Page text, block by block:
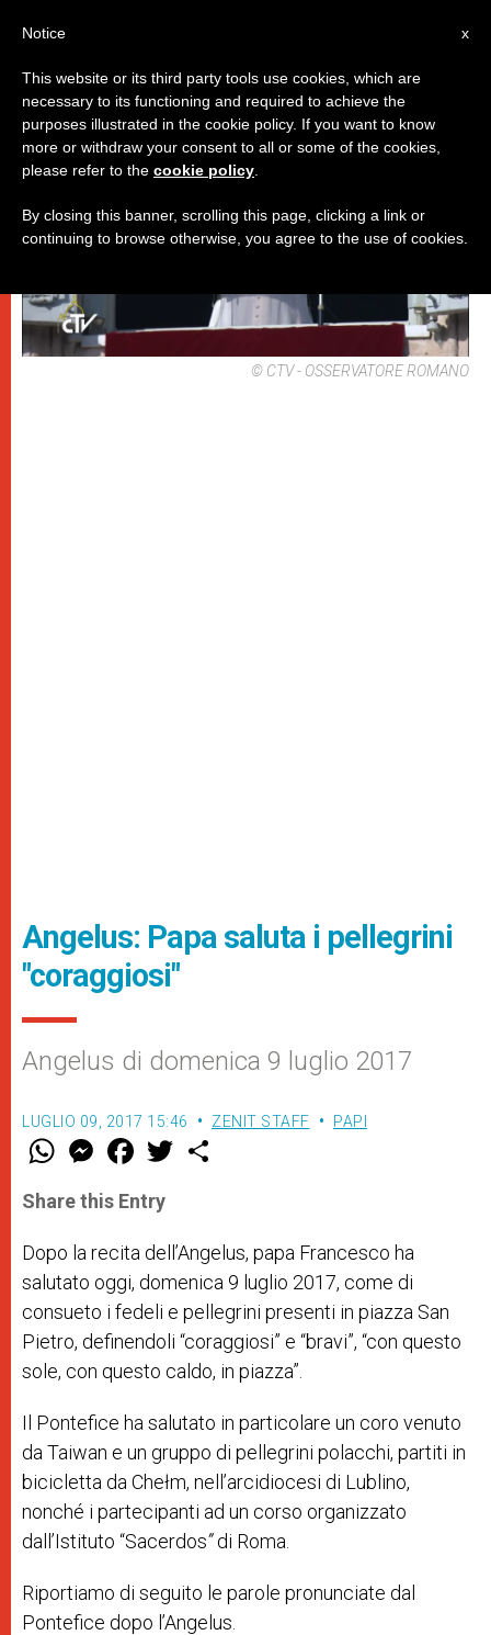
PAPI
© CTV - OSSERVATORE ROMANO
Angelus: Papa saluta i pellegrini
"coraggiosi"
Angelus di domenica 9 luglio 2017
LUGLIO 09, 2017 15:46 ZENIT STAFF PAPI
W
t
s
p
p
M
e
s
e
g
e
r
F
a
e
b
o
k
w
r
Share this Entry
Dopo la recita dell’Angelus, papa Francesco ha
salutato oggi, domenica 9 luglio 2017, come di
consueto i fedeli e pellegrini presenti in piazza San
Pietro, definendoli “coraggiosi” e “bravi”, “con questo
sole, con questo caldo, in piazza”.
Il Pontefice ha salutato in particolare un coro venuto
da Taiwan e un gruppo di pellegrini polacchi, partiti in
bicicletta da Chełm, nell’arcidiocesi di Lublino,
nonché i partecipanti ad un corso organizzato
dall’Istituto “Sacerdos”di Roma.
Riportiamo di seguito le parole pronunciate dal
Pontefice dopo l’Angelus.
x
Notice
This website or its third party tools use cookies, which are
necessary to its functioning and required to achieve the
purposes illustrated in the cookie policy. If you want to know
more or withdraw your consent to all or some of the cookies,
please refer to the cookie policy
By closing this banner, scrolling this page, clicking a link or
continuing to browse otherwise, you agree to the use of cookies.